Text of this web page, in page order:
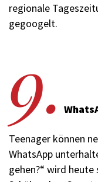
regionale
gegoogelt.
9.
Teen­ager können
WhatsApp
gehen?“ wird